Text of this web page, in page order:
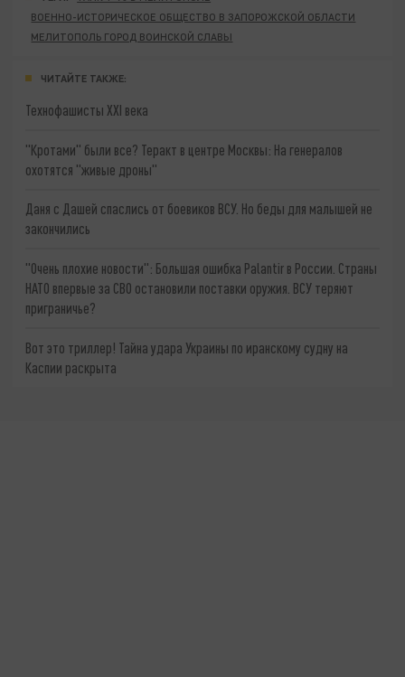
ВОЕННО-ИСТОРИЧЕСКОЕ ОБЩЕСТВО В ЗАПОРОЖСКОЙ ОБЛАСТИ
МЕЛИТОПОЛЬ ГОРОД ВОИНСКОЙ СЛАВЫ
ЧИТАЙТЕ ТАКЖЕ:
Технофашисты XXI века
"Кротами" были все? Теракт в центре Москвы: На генералов
охотятся "живые дроны"
Даня с Дашей спаслись от боевиков ВСУ. Но беды для малышей не
закончились
"Очень плохие новости": Большая ошибка Palantir в России. Страны
НАТО впервые за СВО остановили поставки оружия. ВСУ теряют
приграничье?
Вот это триллер! Тайна удара Украины по иранскому судну на
Каспии раскрыта